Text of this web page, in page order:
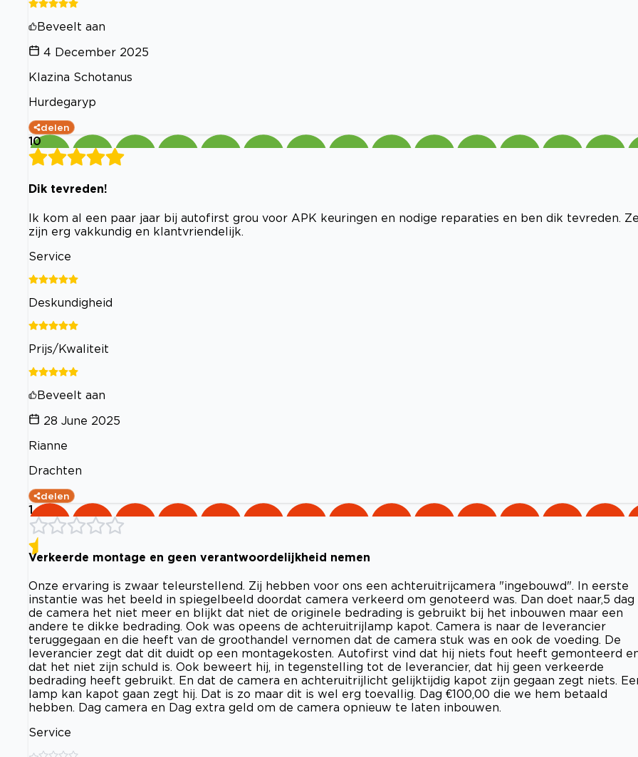
Beveelt aan
4 December 2025
Klazina Schotanus
Hurdegaryp
delen
10
Dik tevreden!
Ik kom al een paar jaar bij autofirst grou voor APK keuringen en nodige reparaties en ben dik tevreden.
zijn erg vakkundig en klantvriendelijk.
Service
Deskundigheid
Prijs/Kwaliteit
Beveelt aan
28 June 2025
Rianne
Drachten
delen
1
Verkeerde montage en geen verantwoordelijkheid nemen
Onze ervaring is zwaar teleurstellend. Zij hebben voor ons een achteruitrijcamera "ingebouwd". In eerste
instantie was het beeld in spiegelbeeld doordat camera verkeerd om genoteerd was. Dan doet naar,5 dag
de camera het niet meer en blijkt dat niet de originele bedrading is gebruikt bij het inbouwen maar een
andere te dikke bedrading. Ook was opeens de achteruitrijlamp kapot. Camera is naar de leverancier
teruggegaan en die heeft van de groothandel vernomen dat de camera stuk was en ook de voeding. De
leverancier zegt dat dit duidt op een montagekosten. Autofirst vind dat hij niets fout heeft gemonteerd
dat het niet zijn schuld is. Ook beweert hij, in tegenstelling tot de leverancier, dat hij geen verkeerde
bedrading heeft gebruikt. En dat de camera en achteruitrijlicht gelijktijdig kapot zijn gegaan zegt niets.
lamp kan kapot gaan zegt hij. Dat is zo maar dit is wel erg toevallig. Dag €100,00 die we hem betaald
hebben. Dag camera en Dag extra geld om de camera opnieuw te laten inbouwen.
Service